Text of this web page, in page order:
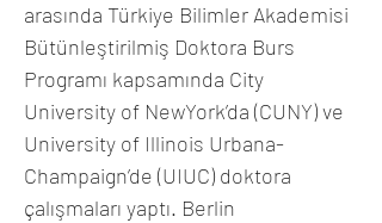
arasında Türkiye Bilimler Akademisi
Bütünleştirilmiş Doktora Burs
Programı kapsamında City
University of NewYork’da (CUNY) ve
University of Illinois Urbana-
Champaign’de (UIUC) doktora
çalışmaları yaptı. Berlin